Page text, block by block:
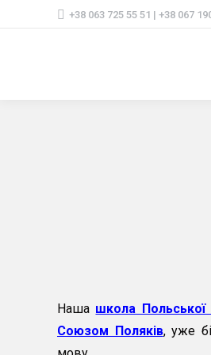
+38 063 725 55 51 | +38 067
Наша школа
Союзом Поляків, уже